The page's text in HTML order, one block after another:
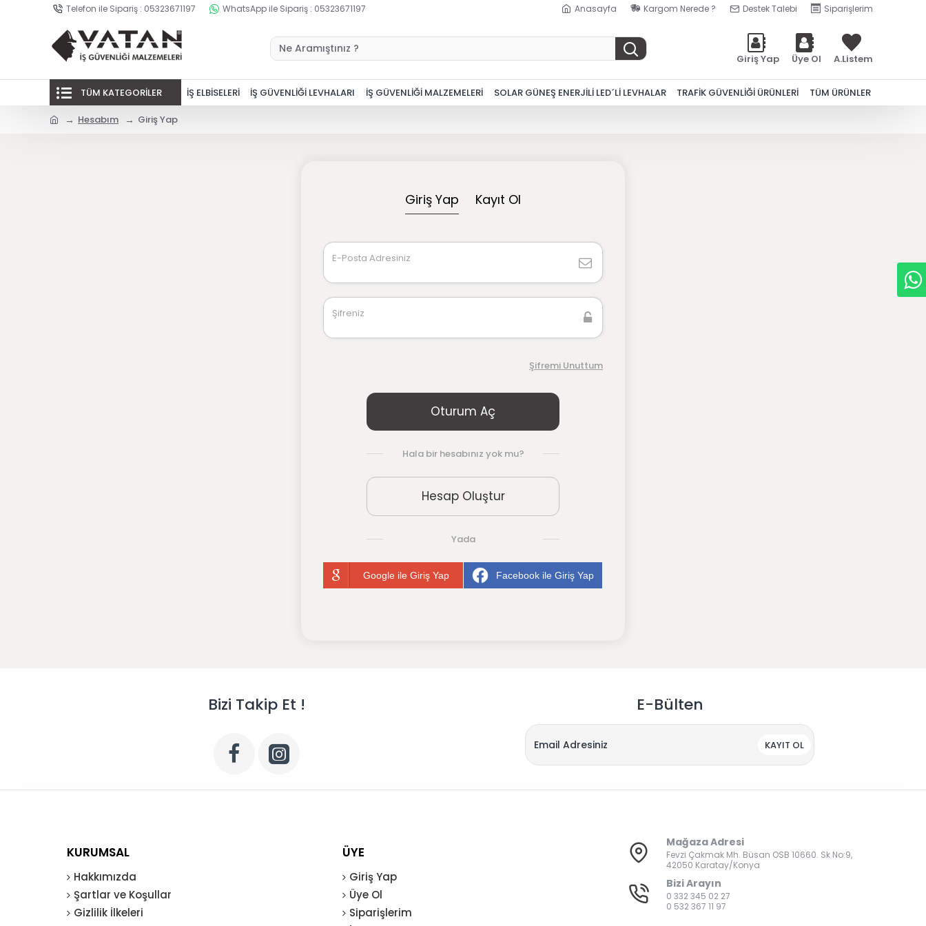
Telefon ile Sipariş : 05323671197 WhatsApp ile Sipariş : 05323671197 Anasayfa Kargom Nerede ? Destek Talebi Siparişlerim
Giriş Yap Üye Ol A.Listem
TÜM KATEGORİLER İŞ ELBİSELERİ İŞ GÜVENLİĞİ LEVHALARI İŞ GÜVENLİĞİ MALZEMELERİ SOLAR GÜNEŞ ENERJİLİ LED´Lİ LEVHALAR TRAFİK GÜVENLİĞİ ÜRÜNLERİ TÜM ÜRÜNLER
Hesabım Giriş Yap
Giriş Yap Kayıt Ol
E-Posta Adresiniz
Şifreniz
Şifremi Unuttum
Oturum Aç
Hala bir hesabınız yok mu?
Hesap Oluştur
Yada
Google ile Giriş Yap Facebook ile Giriş Yap
Bizi Takip Et ! E-Bülten
KAYIT OL
KURUMSAL
Hakkımızda
Şartlar ve Koşullar
Gizlilik İlkeleri
ÜYE
Giriş Yap
Üye Ol
Siparişlerim
Mağaza Adresi
Fevzi Çakmak Mh. Büsan OSB 10660. Sk No:9,
42050 Karatay/Konya
Bizi Arayın
0 332 345 02 27
0 532 367 11 97